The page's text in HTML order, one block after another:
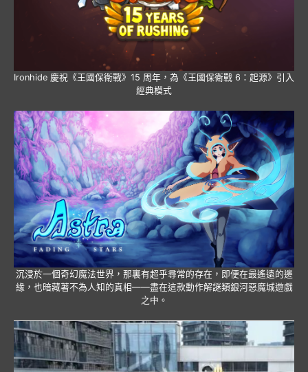
Ironhide 慶祝《王國保衛戰》15 周年，為《王國保衛戰 6：起源》引入
經典模式
沉浸於一個奇幻魔法世界，那裏有超乎尋常的存在，即便在最遙遠的邊
緣，也暗藏著不為人知的真相——盡在這款動作解謎類銀河惡魔城遊戲
之中。